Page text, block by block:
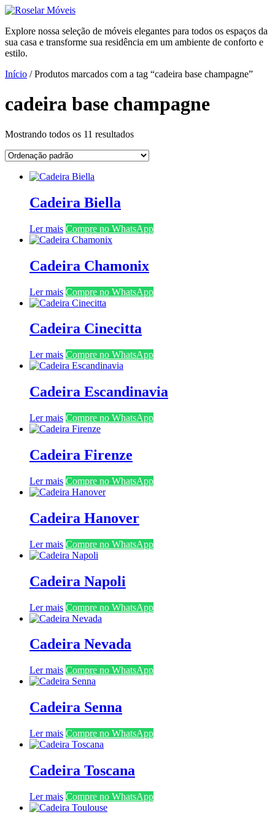
Ir
o
conteúdo
Explore nossa seleção de móveis elegantes para todos os espaços da
sua casa e transforme sua residência em um ambiente de conforto e
estilo.
Início / Produtos marcados com a tag “cadeira base champagne”
cadeira base champagne
Mostrando todos os 11 resultados
Cadeira Biella
Ler mais Compre no WhatsApp
Cadeira Chamonix
Ler mais Compre no WhatsApp
Cadeira Cinecitta
Ler mais Compre no WhatsApp
Cadeira Escandinavia
Ler mais Compre no WhatsApp
Cadeira Firenze
Ler mais Compre no WhatsApp
Cadeira Hanover
Ler mais Compre no WhatsApp
Cadeira Napoli
Ler mais Compre no WhatsApp
Cadeira Nevada
Ler mais Compre no WhatsApp
Cadeira Senna
Ler mais Compre no WhatsApp
Cadeira Toscana
Ler mais Compre no WhatsApp